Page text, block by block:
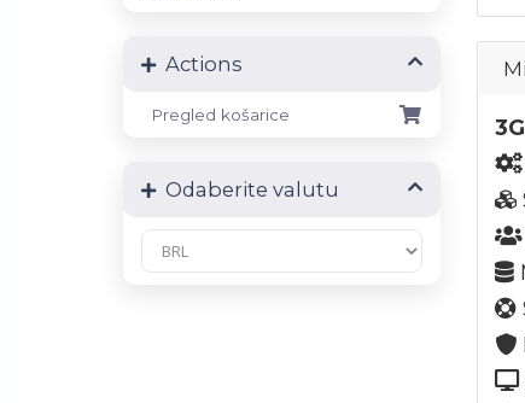
Actions
Pregled košarice
Odaberite valutu